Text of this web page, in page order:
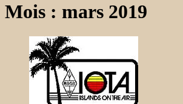
Mois : mars 2019